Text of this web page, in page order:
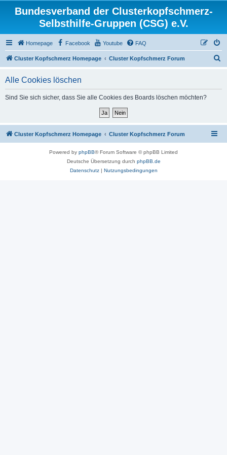
Bundesverband der Clusterkopfschmerz-
Selbsthilfe-Gruppen (CSG) e.V.
Homepage Facebook Youtube FAQ
Cluster Kopfschmerz Homepage Cluster Kopfschmerz Forum
Alle Cookies löschen
Sind Sie sich sicher, dass Sie alle Cookies des Boards löschen möchten?
Cluster Kopfschmerz Homepage Cluster Kopfschmerz Forum
Powered by phpBB® Forum Software © phpBB Limited
Deutsche Übersetzung durch phpBB.de
Datenschutz| Nutzungsbedingungen